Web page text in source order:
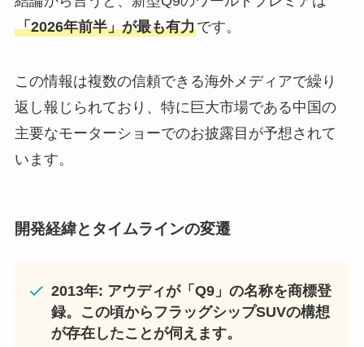
「2026年前半」が最も有力です。
この情報は複数の信頼できる海外メディアで繰り
返し報じられており、特に巨大市場である中国の
主要なモーターショーでのお披露目が予想されて
います。
開発経緯とタイムラインの変遷
2013年: アウディが「Q9」の名称を商標登
録。この頃からフラッグシップSUVの構想
が存在したことが伺えます。